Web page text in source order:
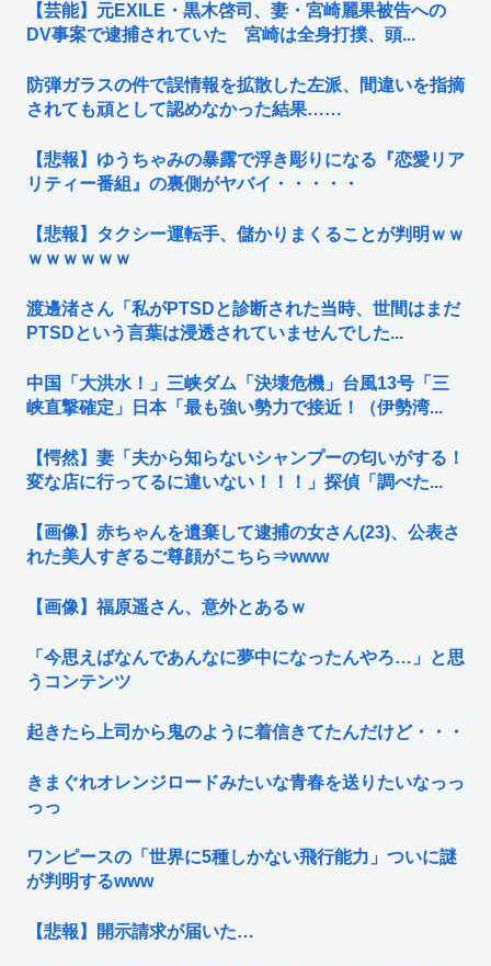
【芸能】元EXILE・黒木啓司、妻・宮崎麗果被告への
DV事案で逮捕されていた 宮崎は全身打撲、頭...
防弾ガラスの件で誤情報を拡散した左派、間違いを指摘
されても頑として認めなかった結果……
【悲報】ゆうちゃみの暴露で浮き彫りになる『恋愛リア
リティー番組』の裏側がヤバイ・・・・・
【悲報】タクシー運転手、儲かりまくることが判明ｗｗ
ｗｗｗｗｗｗ
渡邊渚さん「私がPTSDと診断された当時、世間はまだ
PTSDという言葉は浸透されていませんでした...
中国「大洪水！」三峡ダム「決壊危機」台風13号「三
峡直撃確定」日本「最も強い勢力で接近！（伊勢湾...
【愕然】妻「夫から知らないシャンプーの匂いがする！
変な店に行ってるに違いない！！！」探偵「調べた...
【画像】赤ちゃんを遺棄して逮捕の女さん(23)、公表さ
れた美人すぎるご尊顔がこちら⇒www
【画像】福原遥さん、意外とあるｗ
「今思えばなんであんなに夢中になったんやろ…」と思
うコンテンツ
起きたら上司から鬼のように着信きてたんだけど・・・
きまぐれオレンジロードみたいな青春を送りたいなっっ
っっ
ワンピースの「世界に5種しかない飛行能力」ついに謎
が判明するwww
【悲報】開示請求が届いた…